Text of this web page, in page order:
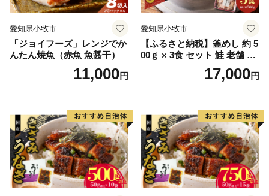
愛知県小牧市
「ジョイフーズ」レンジでか
んたん焼魚（赤魚 魚醤干）
11,000円
愛知県小牧市
【ふるさと納税】釜めし 約 5
00ｇ × 3食 セット 鮭 老舗 急
速冷凍 レンチン 時短 簡単調
理 食品 加工品 海鮮 手作り
り寄せグルメ 愛知県 小牧市
送料無料
17,000円